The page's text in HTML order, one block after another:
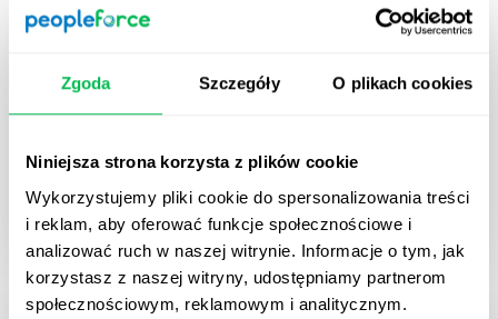
Zgoda Szczegóły O plikach cookies
Niniejsza strona korzysta z plików cookie
Wykorzystujemy pliki cookie do spersonalizowania treści
i reklam, aby oferować funkcje społecznościowe i
analizować ruch w naszej witrynie. Informacje o tym, jak
korzystasz z naszej witryny, udostępniamy partnerom
społecznościowym, reklamowym i analitycznym.
skutecznych porad
oprogramowania HRIS zdecydowanie usprawni
Twoją pracę. Skorzystaj z 7 porad, które pomogą Ci
HR Tech